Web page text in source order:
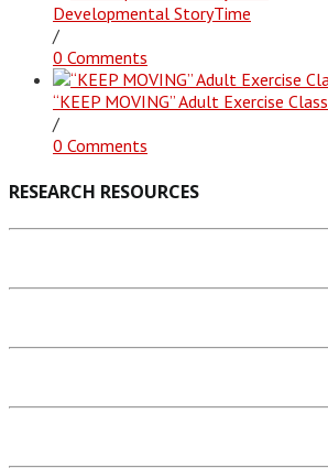
Developmental StoryTime
/
0 Comments
“KEEP MOVING” Adult Exercise Class
/
0 Comments
RESEARCH RESOURCES